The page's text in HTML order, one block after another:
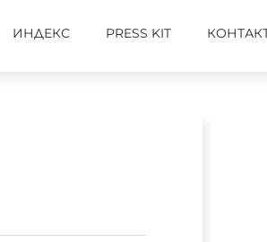
ИНДЕКС PRESS KIT